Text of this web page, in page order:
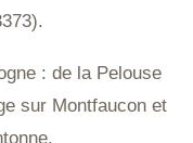
: de la Pelouse
sur Montfaucon et